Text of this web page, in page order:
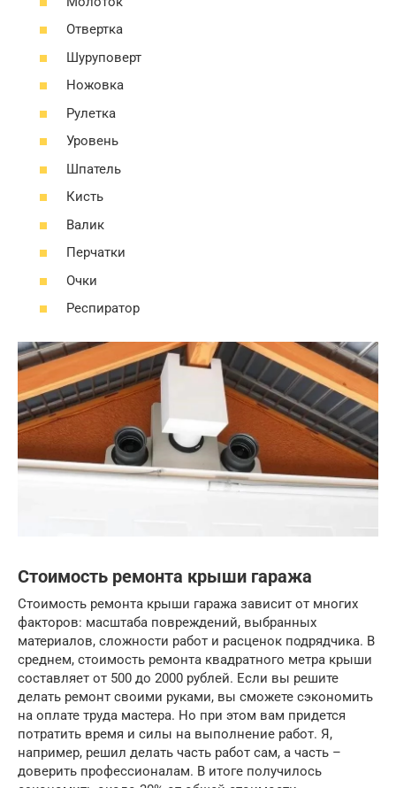
Отвертка
Шуруповерт
Ножовка
Рулетка
Уровень
Шпатель
Кисть
Валик
Перчатки
Очки
Респиратор
Стоимость ремонта крыши гаража
Стоимость ремонта крыши гаража зависит от многих
факторов: масштаба повреждений, выбранных
материалов, сложности работ и расценок подрядчика. В
среднем, стоимость ремонта квадратного метра крыши
составляет от 500 до 2000 рублей. Если вы решите
делать ремонт своими руками, вы сможете сэкономить
на оплате труда мастера. Но при этом вам придется
потратить время и силы на выполнение работ. Я,
например, решил делать часть работ сам, а часть –
доверить профессионалам. В итоге получилось